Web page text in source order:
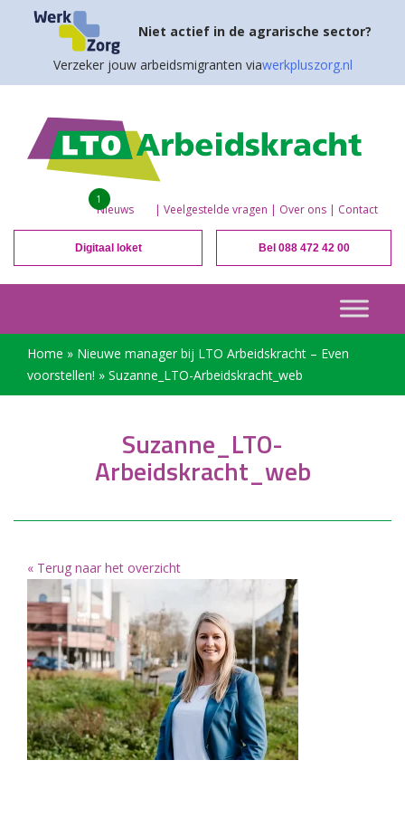
Niet actief in de agrarische sector?
Verzeker jouw arbeidsmigranten viawerkpluszorg.nl
Nieuws
1
| Veelgestelde vragen | Over ons | Contact
Digitaal loket Bel 088 472 42 00
Home » Nieuwe manager bij LTO Arbeidskracht – Even
voorstellen! » Suzanne_LTO-Arbeidskracht_web
Suzanne_LTO-
Arbeidskracht_web
« Terug naar het overzicht